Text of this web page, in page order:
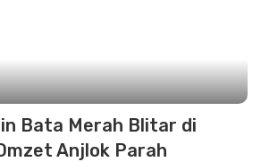
Bata Merah Blitar di
Anjlok Parah